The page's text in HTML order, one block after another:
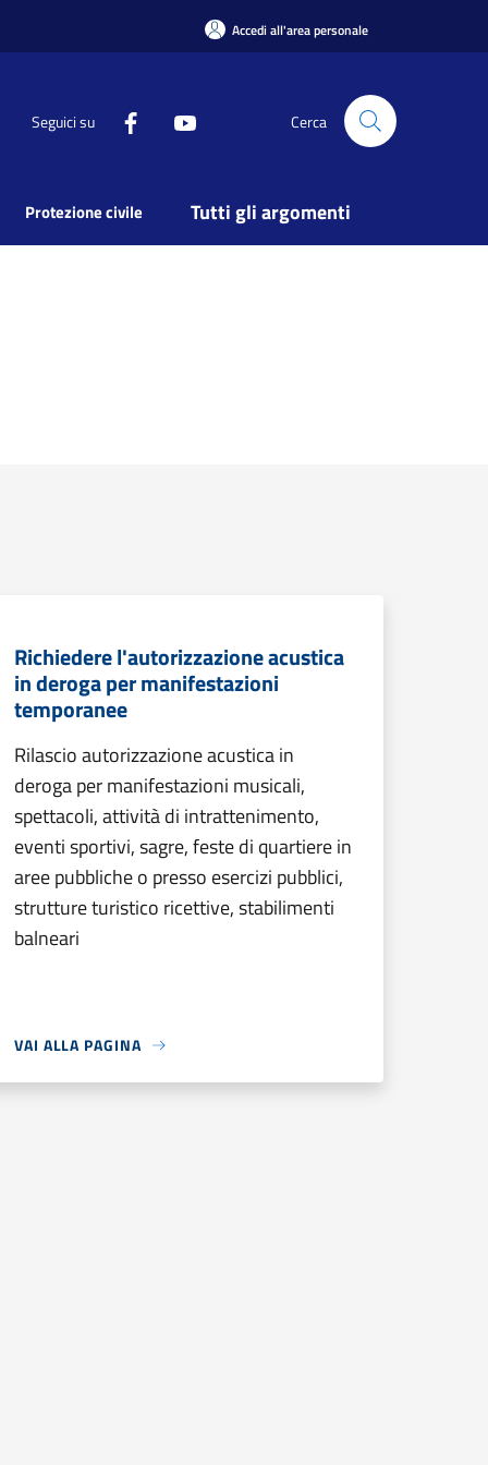
Accedi all'area personale
Seguici su Cerca
Protezione civile Tutti gli argomenti
Richiedere l'autorizzazione acustica
in deroga per manifestazioni
temporanee
Rilascio autorizzazione acustica in
deroga per manifestazioni musicali,
spettacoli, attività di intrattenimento,
eventi sportivi, sagre, feste di quartiere in
aree pubbliche o presso esercizi pubblici,
strutture turistico ricettive, stabilimenti
balneari
VAI ALLA PAGINA